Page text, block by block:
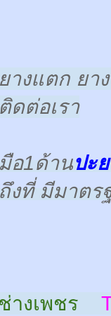
ยางแตก ยา
ติดต่อเรา
มือ1ด้านปะ
ถึงที่ มีมาตร
ช่างเพชร